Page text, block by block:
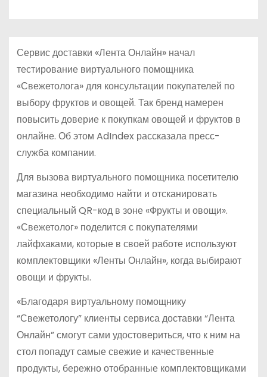
Сервис доставки «Лента Онлайн» начал
тестирование виртуального помощника
«Свежетолога» для консультации покупателей по
выбору фруктов и овощей. Так бренд намерен
повысить доверие к покупкам овощей и фруктов в
онлайне. Об этом AdIndex рассказала пресс-
служба компании.
Для вызова виртуального помощника посетителю
магазина необходимо найти и отсканировать
специальный QR-код в зоне «Фрукты и овощи».
«Свежетолог» поделится с покупателями
лайфхаками, которые в своей работе используют
комплектовщики «Ленты Онлайн», когда выбирают
овощи и фрукты.
«Благодаря виртуальному помощнику
“Свежетологу” клиенты сервиса доставки “Лента
Онлайн” смогут сами удостовериться, что к ним на
стол попадут самые свежие и качественные
продукты, бережно отобранные комплектовщиками